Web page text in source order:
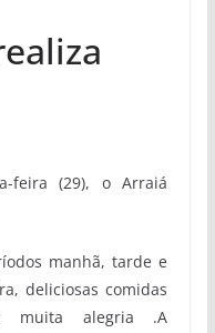
feira (29), o Arraiá
manhã, tarde e
deliciosas comidas
muita alegria .A